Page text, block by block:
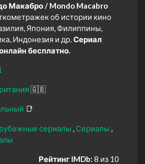
Макабро / Mondo Macabro
об истории кино
Япония, Филиппины,
Индонезия и др. Сериал
бесплатно.
🇬🇧
📑
сериалы
Сериалы
Рейтинг IMDb: 8 из 10